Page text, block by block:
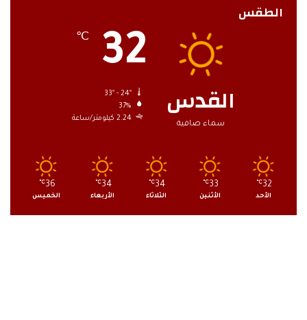
الطقس
القدس
سماء صافية
32
℃
37%
2.24 كيلومتر/ساعة
32
℃
الأحد
33
℃
الأثنين
34
℃
الثلاثاء
34
℃
الأربعاء
36
℃
الخميس